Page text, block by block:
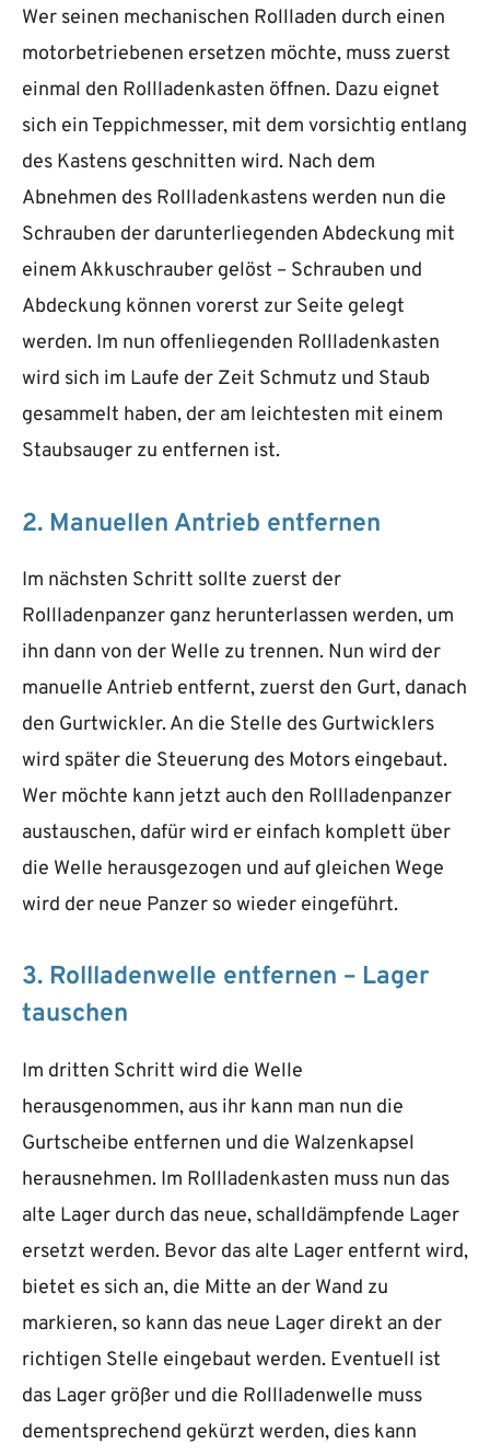
Wer seinen mechanischen Rollladen durch einen
motorbetriebenen ersetzen möchte, muss zuerst
einmal den Rollladenkasten öffnen. Dazu eignet
sich ein Teppichmesser, mit dem vorsichtig entlang
des Kastens geschnitten wird. Nach dem
Abnehmen des Rollladenkastens werden nun die
Schrauben der darunterliegenden Abdeckung mit
einem Akkuschrauber gelöst – Schrauben und
Abdeckung können vorerst zur Seite gelegt
werden. Im nun offenliegenden Rollladenkasten
wird sich im Laufe der Zeit Schmutz und Staub
gesammelt haben, der am leichtesten mit einem
Staubsauger zu entfernen ist.
2. Manuellen Antrieb entfernen
Im nächsten Schritt sollte zuerst der
Rollladenpanzer ganz herunterlassen werden, um
ihn dann von der Welle zu trennen. Nun wird der
manuelle Antrieb entfernt, zuerst den Gurt, danach
den Gurtwickler. An die Stelle des Gurtwicklers
wird später die Steuerung des Motors eingebaut.
Wer möchte kann jetzt auch den Rollladenpanzer
austauschen, dafür wird er einfach komplett über
die Welle herausgezogen und auf gleichen Wege
wird der neue Panzer so wieder eingeführt.
3. Rollladenwelle entfernen – Lager
tauschen
Im dritten Schritt wird die Welle
herausgenommen, aus ihr kann man nun die
Gurtscheibe entfernen und die Walzenkapsel
herausnehmen. Im Rollladenkasten muss nun das
alte Lager durch das neue, schalldämpfende Lager
ersetzt werden. Bevor das alte Lager entfernt wird,
bietet es sich an, die Mitte an der Wand zu
markieren, so kann das neue Lager direkt an der
richtigen Stelle eingebaut werden. Eventuell ist
das Lager größer und die Rollladenwelle muss
dementsprechend gekürzt werden, dies kann